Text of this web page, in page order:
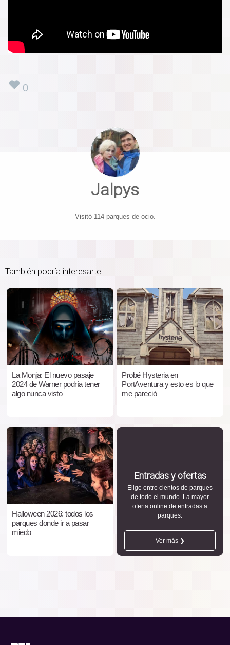
0
Jalpys
Visitó 114 parques de ocio.
También podría interesarte...
La Monja: El nuevo pasaje
2024 de Warner podría tener
algo nunca visto
Probé Hysteria en
PortAventura y esto es lo que
me pareció
Halloween 2026: todos los
parques donde ir a pasar
miedo
Entradas y ofertas
Elige entre cientos de parques
de todo el mundo. La mayor
oferta online de entradas a
parques.
Ver más ❯